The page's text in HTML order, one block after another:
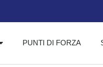
PUNTI DI FORZA